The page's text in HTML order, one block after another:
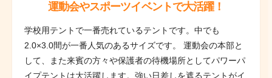
運動会やスポーツイベントで大活躍！
学校用テントで一番売れているテントです。中でも
2.0×3.0間が一番人気のあるサイズです。 運動会の本部と
して、また来賓の方々や保護者の待機場所としてパワーパ
イプテントは大活躍します。強い日差しを遮るテントがイ